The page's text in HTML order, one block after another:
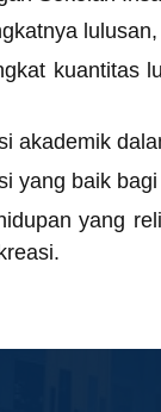
kuantitas
akademik
yang baik
yang